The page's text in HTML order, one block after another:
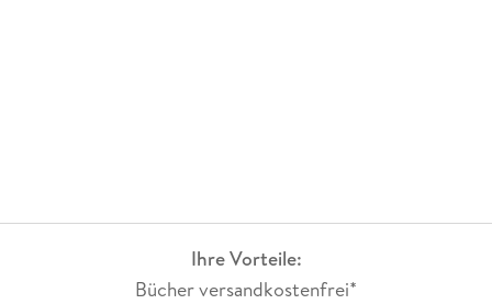
Ihre Vorteile:
Bücher versandkostenfrei*